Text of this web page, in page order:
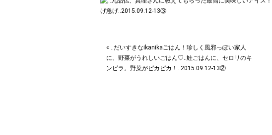
« ‥だいすきなikanikaごはん！珍しく風邪っぽい家人
に、野菜がうれしいごはん♡‥鮭ごはんに、セロリのキ
ンピラ。野菜がピカピカ！‥2015.09.12-13②